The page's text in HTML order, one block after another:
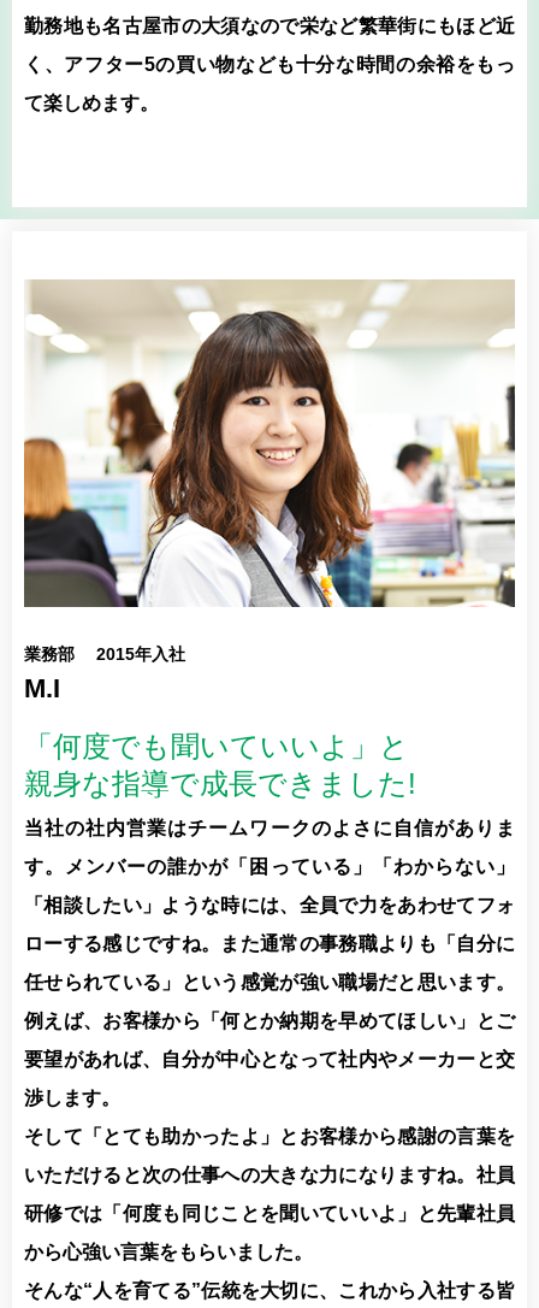
勤務地も名古屋市の大須なので栄など繁華街にもほど近
く、アフター5の買い物なども十分な時間の余裕をもっ
て楽しめます。
業務部 2015年入社
M.I
「何度でも聞いていいよ」と
親身な指導で成長できました!
当社の社内営業はチームワークのよさに自信がありま
す。メンバーの誰かが「困っている」「わからない」
「相談したい」ような時には、全員で力をあわせてフォ
ローする感じですね。また通常の事務職よりも「自分に
任せられている」という感覚が強い職場だと思います。
例えば、お客様から「何とか納期を早めてほしい」とご
要望があれば、自分が中心となって社内やメーカーと交
渉します。
そして「とても助かったよ」とお客様から感謝の言葉を
いただけると次の仕事への大きな力になりますね。社員
研修では「何度も同じことを聞いていいよ」と先輩社員
から心強い言葉をもらいました。
そんな“人を育てる”伝統を大切に、これから入社する皆